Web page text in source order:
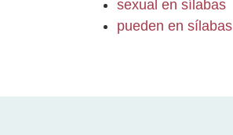
sexual en sílabas
pueden en sílabas